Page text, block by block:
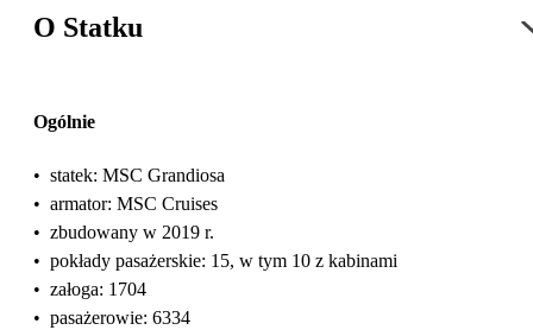
O Statku
Ogólnie
• statek: MSC Grandiosa
• armator: MSC Cruises
• zbudowany w 2019 r.
• pokłady pasażerskie: 15, w tym 10 z kabinami
• załoga: 1704
• pasażerowie: 6334